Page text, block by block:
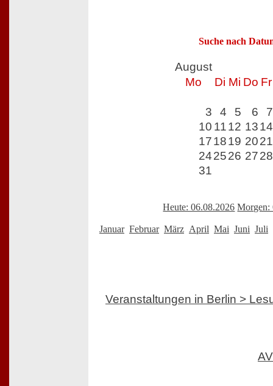
Suche nach
August
Mo
Di Mi Do Fr
3 4 5 6
7
10 1112 1314
171819 2021
242526 2728
31
Heute: 06.08.2026 Morgen:
Januar Februar März April Mai Juni Juli
Veranstaltungen in Berlin >